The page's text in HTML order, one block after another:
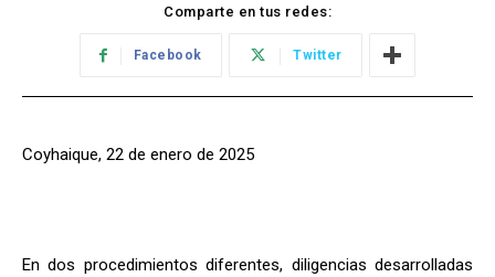
Comparte en tus redes:
Facebook Twitter
Coyhaique, 22 de enero de 2025
En dos procedimientos diferentes, diligencias desarrolladas